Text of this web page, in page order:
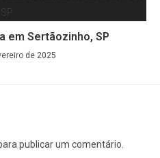
em Sertãozinho, SP
de 2025
publicar um comentário.